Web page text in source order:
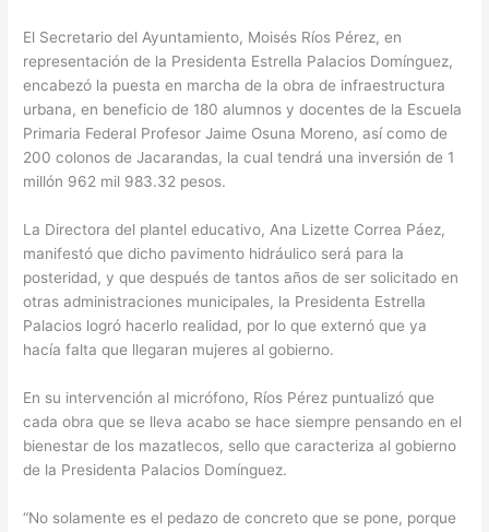
El Secretario del Ayuntamiento, Moisés Ríos Pérez, en
representación de la Presidenta Estrella Palacios Domínguez,
encabezó la puesta en marcha de la obra de infraestructura
urbana, en beneficio de 180 alumnos y docentes de la Escuela
Primaria Federal Profesor Jaime Osuna Moreno, así como de
200 colonos de Jacarandas, la cual tendrá una inversión de 1
millón 962 mil 983.32 pesos.
La Directora del plantel educativo, Ana Lizette Correa Páez,
manifestó que dicho pavimento hidráulico será para la
posteridad, y que después de tantos años de ser solicitado en
otras administraciones municipales, la Presidenta Estrella
Palacios logró hacerlo realidad, por lo que externó que ya
hacía falta que llegaran mujeres al gobierno.
En su intervención al micrófono, Ríos Pérez puntualizó que
cada obra que se lleva acabo se hace siempre pensando en el
bienestar de los mazatlecos, sello que caracteriza al gobierno
de la Presidenta Palacios Domínguez.
“No solamente es el pedazo de concreto que se pone, porque